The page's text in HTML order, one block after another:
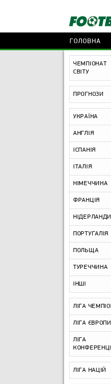
ГОЛОВНА
ЧЕМПІОНАТ
СВІТУ
ПРОГНОЗИ
УКРАЇНА
АНГЛІЯ
ІСПАНІЯ
ІТАЛІЯ
НІМЕЧЧИНА
ФРАНЦІЯ
НІДЕРЛАНДИ
ПОРТУГАЛІЯ
ПОЛЬЩА
ТУРЕЧЧИНА
ІНШІ
ЛІГА
ЛІГА ЄВРОПИ
ЛІГА
ЛІГА НАЦІЙ